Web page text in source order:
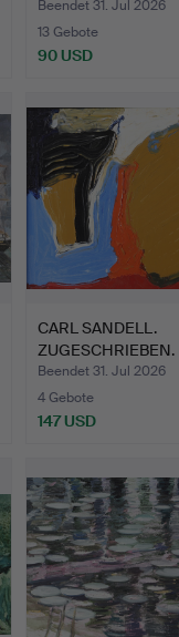
…
Beendet 31. Jul 2026
13 Gebote
90 USD
CARL SANDELL.
ZUGESCHRIEBEN.
Komposition, …
Beendet 31. Jul 2026
4 Gebote
147 USD